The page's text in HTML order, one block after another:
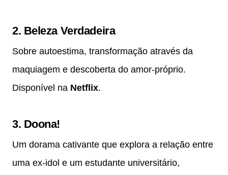
2. Beleza Verdadeira
Sobre autoestima, transformação através da
maquiagem e descoberta do amor-próprio.
Disponível na Netflix.
3. Doona!
Um dorama cativante que explora a relação entre
uma ex-idol e um estudante universitário,